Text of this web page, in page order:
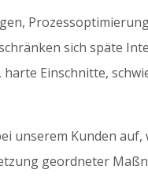
sich späte
Einschnitte,
unserem Kunden
geordneter